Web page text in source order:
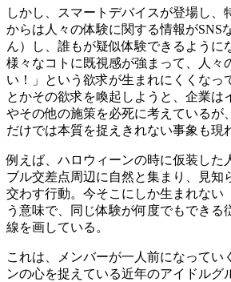
しかし、スマートデバイスが登場し、
からは人々の体験に関する情報がSNS
ん）し、誰もが疑似体験できるように
様々なコトに既視感が強まって、人々
い！」という欲求が生まれにくくなっ
とかその欲求を喚起しようと、企業は
やその他の施策を必死に考えているが
だけでは本質を捉えきれない事象も現
例えば、ハロウィーンの時に仮装した
ブル交差点周辺に自然と集まり、見知
交わす行動。今そこにしか生まれない
う意味で、同じ体験が何度でもできる
線を画している。
これは、メンバーが一人前になってい
ンの心を捉えている近年のアイドルグ